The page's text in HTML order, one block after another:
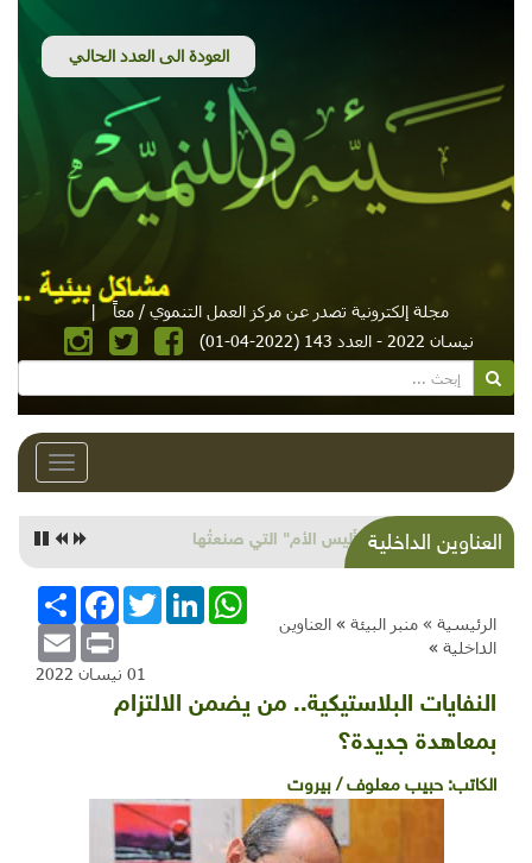
مجلة إلكترونية تصدر عن مركز العمل التنموي / معاً
|
نيسان 2022 - العدد 143 (2022-04-01)
Toggle
العناوين الداخليةعن "أَليس الأم" التي صنعتُها
الرئيسية » منبر البيئة » العناوين
الداخلية »
انشر
FacebookTwitterLinkedInWhatsApp
Email Print
01 نيسان 2022
النفايات البلاستيكية.. من يضمن الالتزام
بمعاهدة جديدة؟
الكاتب: حبيب معلوف / بيروت